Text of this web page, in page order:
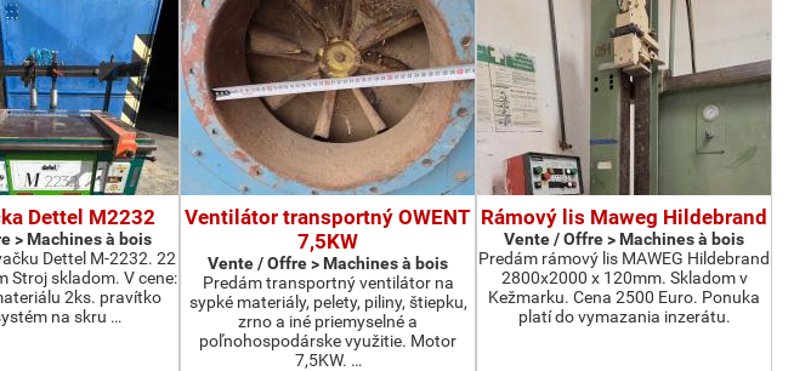
Dettel M2232
> Machines à bois
Dettel M-2232. 22
Stroj skladom. V cene:
2ks. pravítko
na skru …
Ventilátor transportný OWENT
7,5KW
Vente / Offre > Machines à bois
Predám transportný ventilátor na
sypké materiály, pelety, piliny, štiepku,
zrno a iné priemyselné a
poľnohospodárske využitie. Motor
7,5KW. …
Rámový lis Maweg Hildebrand
Vente / Offre > Machines à bois
Predám rámový lis MAWEG Hildebrand
2800x2000 x 120mm. Skladom v
Kežmarku. Cena 2500 Euro. Ponuka
platí do vymazania inzerátu.